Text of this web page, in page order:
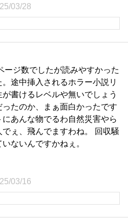
03/28
ージ数でしたが読みやすかった
途中挿入されるホラー小説リ
書けるレベルや無いでしょう
ったのか、まぁ面白かったです
あんな物でるわ自然災害やら
ぇ、飛んでますわね。 回収騒
ないんですかねぇ。
03/16